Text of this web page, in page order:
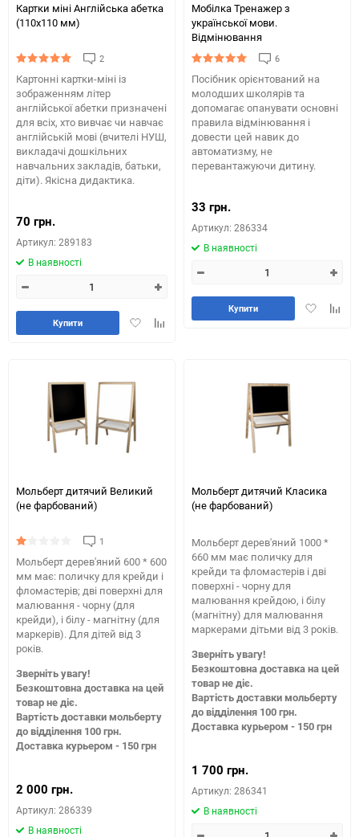
Картки міні Англійська абетка
(110х110 мм)
2
Картонні картки-міні із
зображенням літер
англійської абетки призначені
для всіх, хто вивчає чи навчає
англійській мові (вчителі НУШ,
викладачі дошкільних
навчальних закладів, батьки,
діти). Якісна дидактика.
70 грн.
Артикул: 289183
В наявності
ДодатиДодайте
Купити
Мобілка Тренажер з
української мови.
Вiдмiнювання
6
Посібник орієнтований на
молодших школярів та
допомагає опанувати основні
правила відмінювання і
довести цей навик до
автоматизму, не
перевантажуючи дитину.
33 грн.
Артикул: 286334
В наявності
Додати
Купити
Мольберт дитячий Великий
(не фарбований)
1
Мольберт дерев'яний 600 * 600
мм має: поличку для крейди і
фломастерів; дві поверхні для
малювання - чорну (для
крейди), і білу - магнітну (для
маркерів). Для дітей від 3
років.
Зверніть увагу!
Безкоштовна доставка на цей
товар не діє.
Вартість доставки мольберту
до відділення 100 грн.
Доставка курьером - 150 грн
2 000 грн.
Артикул: 286339
В наявності
Мольберт дитячий Класика
(не фарбований)
Мольберт дерев'яний 1000 *
660 мм має поличку для
крейди та фломастерів і дві
поверхні - чорну для
малювання крейдою, і білу
(магнітну) для малювання
маркерами дітьми від 3 років.
Зверніть увагу!
Безкоштовна доставка на цей
товар не діє.
Вартість доставки мольберту
до відділення 100 грн.
Доставка курьером - 150 грн
1 700 грн.
Артикул: 286341
В наявності